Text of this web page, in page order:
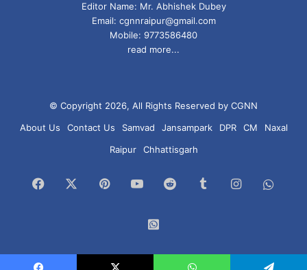
Editor Name: Mr. Abhishek Dubey
Email: cgnnraipur@gmail.com
Mobile: 9773586480
read more...
© Copyright 2026, All Rights Reserved by CGNN
About Us
Contact Us Samvad Jansampark DPR CM
Naxal
Raipur
Chhattisgarh
Facebook PinterestYouTubeReddit TumblrInstagram
Group